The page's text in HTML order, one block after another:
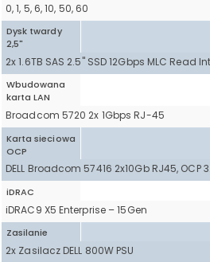
0, 1, 5, 6, 10, 50, 60
Dysk twardy
2,5"
2x 1.6TB SAS 2.5" SSD 12Gbps MLC Read
Wbudowana
karta LAN
Broadcom 5720 2x 1Gbps RJ-45
Karta sieciowa
OCP
DELL Broadcom 57416 2x10Gb RJ45, OCP
iDRAC
iDRAC9 X5 Enterprise – 15Gen
Zasilanie
2x Zasilacz DELL 800W PSU